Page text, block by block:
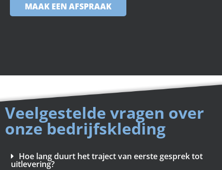
MAAK EEN AFSPRAAK
Veelgestelde vragen over
onze bedrijfskleding
Hoe lang duurt het traject van eerste gesprek tot
uitlevering?